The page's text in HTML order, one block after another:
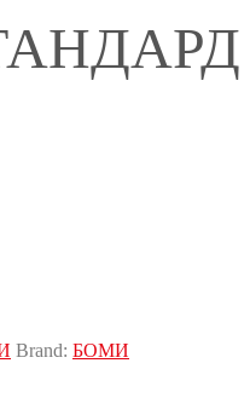
Brand: БОМИ